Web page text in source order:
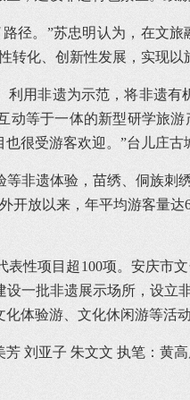
径。”苏忠明认为，在文
转化、创新性发展，实现以
用非遗为示范，将非遗
动等于一体的新型研学旅
很受游客欢迎。”台儿庄古
非遗体验，苗绣、侗族
开放以来，年平均游客量
性项目超100项。安庆市
一批非遗展示场所，设
体验游、文化休闲游等活动
刘亚子 朱文文 执笔：黄高